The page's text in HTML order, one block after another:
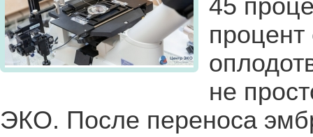
45
процент
не
ЭКО. После переноса